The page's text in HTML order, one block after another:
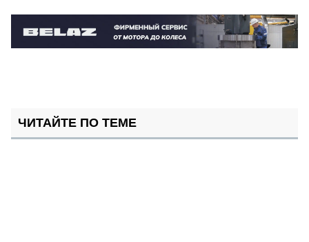
ЧИТАЙТЕ ПО ТЕМЕ